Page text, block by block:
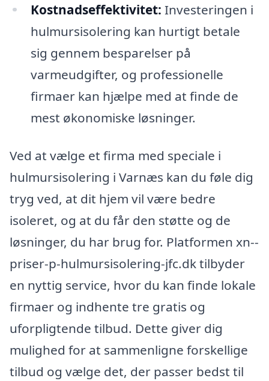
Kostnadseffektivitet: Investeringen i
hulmursisolering kan hurtigt betale
sig gennem besparelser på
varmeudgifter, og professionelle
firmaer kan hjælpe med at finde de
mest økonomiske løsninger.
Ved at vælge et firma med speciale i
hulmursisolering i Varnæs kan du føle dig
tryg ved, at dit hjem vil være bedre
isoleret, og at du får den støtte og de
løsninger, du har brug for. Platformen xn--
priser-p-hulmursisolering-jfc.dk tilbyder
en nyttig service, hvor du kan finde lokale
firmaer og indhente tre gratis og
uforpligtende tilbud. Dette giver dig
mulighed for at sammenligne forskellige
tilbud og vælge det, der passer bedst til